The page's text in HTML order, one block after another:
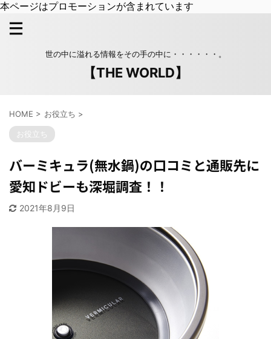
本ページはプロモーションが含まれています
世の中に溢れる情報をその手の中に・・・・・・。
【THE WORLD】
HOME > お役立ち >
お役立ち
バーミキュラ(無水鍋)の口コミと通販先に
愛知ドビーも深堀調査！！
2021年8月9日